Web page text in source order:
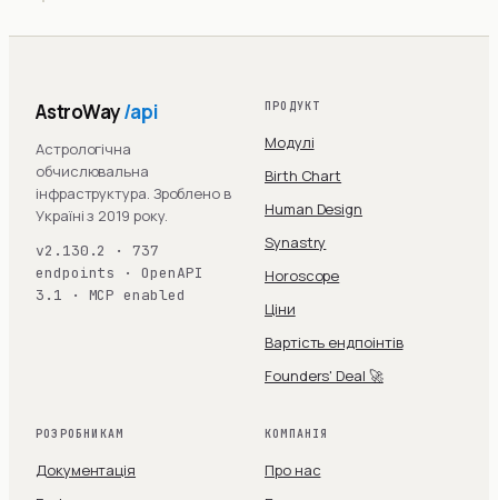
AstroWay/api
Астрологічна
обчислювальна
інфраструктура. Зроблено в
Україні з 2019 року.
v2.130.2 · 737
endpoints · OpenAPI
3.1 · MCP enabled
ПРОДУКТ
Модулі
Birth Chart
Human Design
Synastry
Horoscope
Ціни
Вартість ендпоінтів
Founders' Deal 🚀
РОЗРОБНИКАМ
Документація
КОМПАНІЯ
Про нас